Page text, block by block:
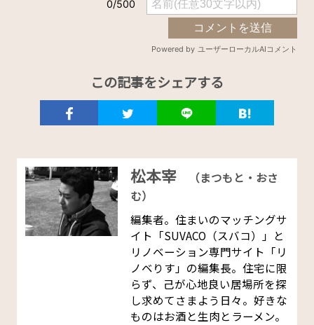
この記事をシェアする
松本宰
（まつもと・おさ
む）
編集者。住まいのマッチングサ
イト「SUVACO（スバコ）」と
リノベーション専門サイト「リ
ノベりす」の編集長。住宅に限
らず、己が心地良い居場所を探
し求めてさまよう日々。好きな
ものはお酒と生肉とラーメン。